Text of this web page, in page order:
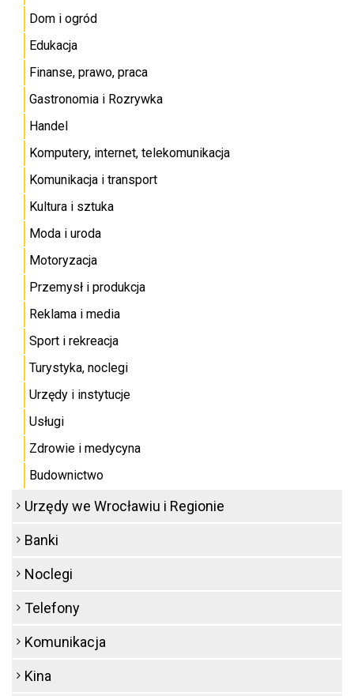
Dom i ogród
Edukacja
Finanse, prawo, praca
Gastronomia i Rozrywka
Handel
Komputery, internet, telekomunikacja
Komunikacja i transport
Kultura i sztuka
Moda i uroda
Motoryzacja
Przemysł i produkcja
Reklama i media
Sport i rekreacja
Turystyka, noclegi
Urzędy i instytucje
Usługi
Zdrowie i medycyna
Budownictwo
Urzędy we Wrocławiu i Regionie
Banki
Noclegi
Telefony
Komunikacja
Kina